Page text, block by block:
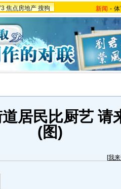
焦点房地产 搜狗 新闻 -
居民比厨艺 请
(图)
[我